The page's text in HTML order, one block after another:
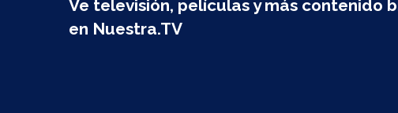
Ve televisión, películas y más contenido
en Nuestra.TV